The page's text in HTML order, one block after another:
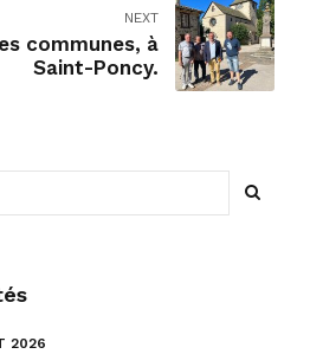
NEXT
communes, à
Saint-Poncy.
2026